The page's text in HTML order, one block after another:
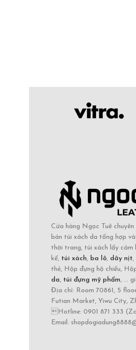
Cửa hàng Ngọc Tuê chuyên
bán túi xách da tổng hợp
thời trang, túi xách lấy cảm
kế, túi xách, ba lô, dây nịt,
thẻ, Hộp đựng hộ chiếu,
da, túi đựng mỹ phẩm, ...
Địa chỉ: Room 70861, 5
Futian Market, Yiwu City,
Hotline: 0901 871 333
Email: